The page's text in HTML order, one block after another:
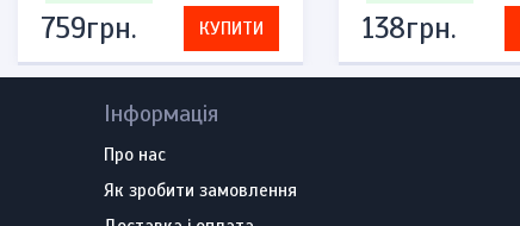
759грн. КУПИТИ 138грн.
Інформація
Про нас
Як зробити замовлення